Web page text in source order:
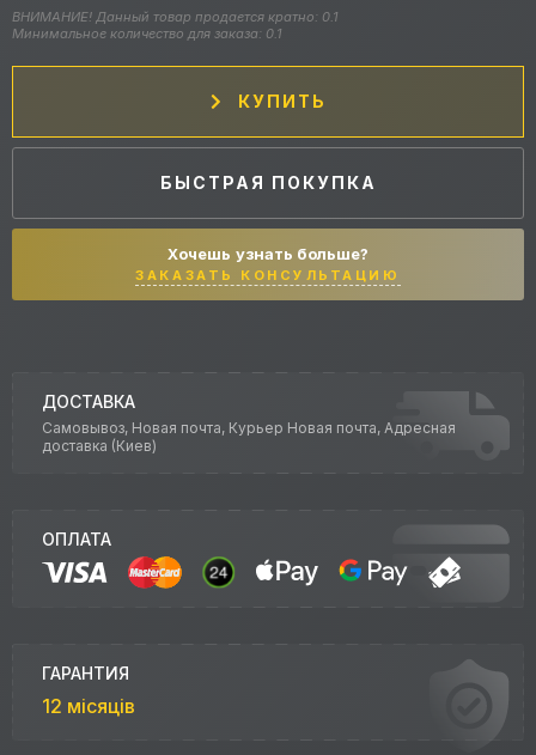
ВНИМАНИЕ! Данный товар продается кратно: 0.1
Минимальное количество для заказа: 0.1
КУПИТЬ
БЫСТРАЯ ПОКУПКА
Хочешь узнать больше?
ЗАКАЗАТЬ КОНСУЛЬТАЦИЮ
ДОСТАВКА
Самовывоз, Новая почта, Курьер Новая почта, Адресная
доставка (Киев)
ОПЛАТА
ГАРАНТИЯ
12 місяців